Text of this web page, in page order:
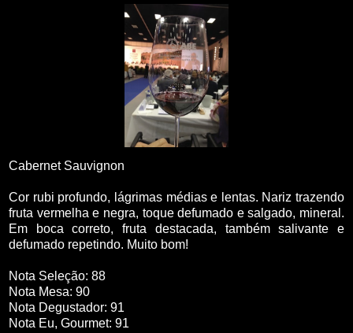
Cabernet Sauvignon
Cor rubi profundo, lágrimas médias e lentas. Nariz trazendo
fruta vermelha e negra, toque defumado e salgado, mineral.
Em boca correto, fruta destacada, também salivante e
defumado repetindo. Muito bom!
Nota Seleção: 88
Nota Mesa: 90
Nota Degustador: 91
Nota Eu, Gourmet: 91